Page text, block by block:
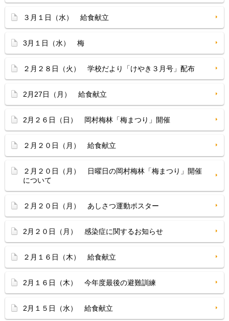
３月１日（水） 給食献立
3月１日（水） 梅
２月２８日（火） 学校だより「けやき３月号」配布
2月27日（月） 給食献立
2月２６日（日） 岡村梅林「梅まつり」開催
２月２０日（月） 給食献立
２月２０日（月） 日曜日の岡村梅林「梅まつり」開催
について
２月２０日（月） あしさつ運動ポスター
2月２０日（月） 感染症に関するお知らせ
２月１６日（木） 給食献立
2月１６日（木） 今年度最後の避難訓練
2月１５日（水） 給食献立